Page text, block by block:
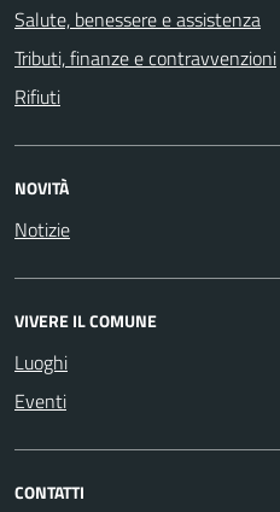
Salute, benessere e assistenza
Tributi, finanze e contravvenzioni
Rifiuti
NOVITÀ
Notizie
VIVERE IL COMUNE
Luoghi
Eventi
CONTATTI